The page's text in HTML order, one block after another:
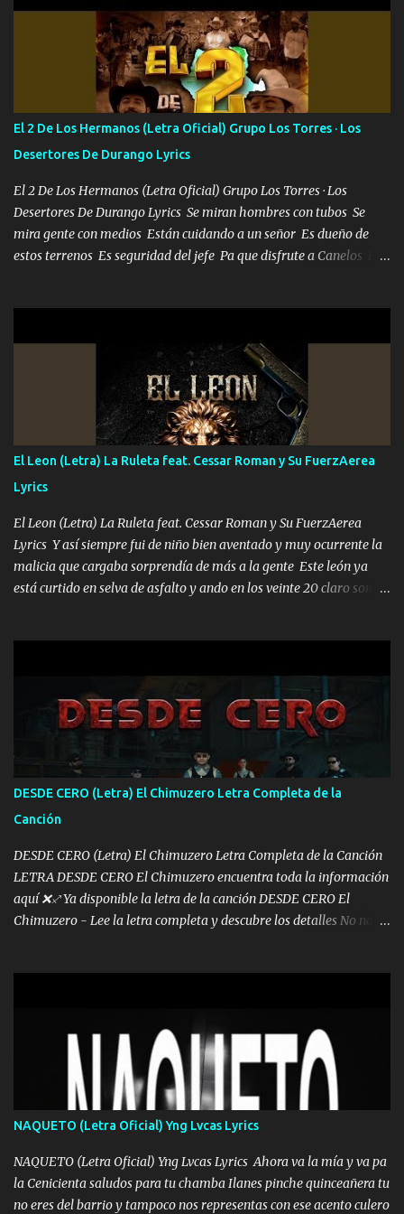
estándares 110 mil records de pistas no me falta mucho para
verme en las revistas Ya pasé Italia Japón Madrid Milán y también
Francia ropa de 100.000 bolas Louis vuitton es mi fragancia
repleta de presidentes la bolsa estoy en mi pic si no se han dado
cuenta chequeen gráficas del kitch
El 2 De Los Hermanos (Letra Oficial) Grupo Los Torres · Los
Desertores De Durango Lyrics
El 2 De Los Hermanos (Letra Oficial) Grupo Los Torres · Los
Desertores De Durango Lyrics Se miran hombres con tubos Se
mira gente con medios Están cuidando a un señor Es dueño de
estos terrenos Es seguridad del jefe Pa que disfrute a Canelos Es
ni tampoco las mujeres porque es platica de grandes por eso hay
que estar alegres doy las instrucciones para atender los deberes
Música Si es que salta algún problema de confianza tengo gente
ahí está el Hombre Cuarenta y también Pariente 7 arreglan
cualquier problema no más es cuestión que ordené NOS HACE
FALTA UN HERMANO DE CLAVE ERA EL 24 SIEMPRE FUE UN
HOMBRE VALIENTE POR ALGO M'URIÓ PELEAND0 SIEMPRE
VIO POR LA FAMILIA PARA QUE SIGA EL LEGADO Es el DOS de
los HERMANOS un cerebro inteligente y com...
El Leon (Letra) La Ruleta feat. Cessar Roman y Su FuerzAerea
Lyrics
El Leon (Letra) La Ruleta feat. Cessar Roman y Su FuerzAerea
Lyrics Y así siempre fui de niño bien aventado y muy ocurrente la
malicia que cargaba sorprendía de más a la gente Este león ya
está curtido en selva de asfalto y ando en los veinte 20 claro son
pa más pues hay charola les voy a dar hasta topar pues no hay de
otra Música Surcando bien mi camino voy por mi línea no veo a
los lados aquel que no corre vuela no se me duerm voy chicoteado
Ya pasé varias hazañas ya tienen rato que me agarran el colmillo
de este León los estatales no sé esperaron Al tiro esta la PrimiZa
también la nueve que cargo al lado doy la mano al que su amigo y
al traicionero damos pa abajo Y No me paran aquí hay pa más
pues hay charola les voy a dar hasta topar pues no hay de otra...
DESDE CERO (Letra) El Chimuzero Letra Completa de la
Canción
DESDE CERO (Letra) El Chimuzero Letra Completa de la Canción
LETRA DESDE CERO El Chimuzero encuentra toda la información
aquí ❌♐ Ya disponible la letra de la canción DESDE CERO El
Chimuzero - Lee la letra completa y descubre los detalles No nací
❌ www.elnorteduro.com ❌ Yo No limito los Sueños , si no existe
Uno pues Hallamos Modos , Si me caigo me Levanto, Aprendo Del
Error Y me sacudo El Lodo ❌ www.elnorteduro.com ❌ El Dinero
No me falta Pero Tampoco me Estorba , Por Eso Manejo Todo
Bien Regido Por mis Normas . Aquí no Se Sufre de Ego vengo Desde
Abajo y me costó subir Fue Con Trabajo Y Esfuerzo, Nada es
Regalado Me Super Invertir A Mí lado Una Princesa que A pesar de
Todo Siempre a estado ahí . Hecho pa...
NAQUETO (Letra Oficial) Yng Lvcas Lyrics
NAQUETO (Letra Oficial) Yng Lvcas Lyrics Ahora va la mía y va pa
la Cenicienta saludos para tu chamba Ilanes pinche quinceañera tu
no eres del barrio y tampoco nos representas con ese acento culero